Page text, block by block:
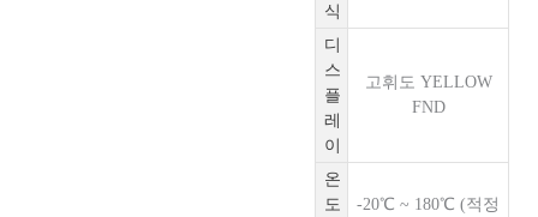
식
디
스
플
레
이
고휘도 YELLOW
FND
온
도
-20℃ ~ 180℃ (적정